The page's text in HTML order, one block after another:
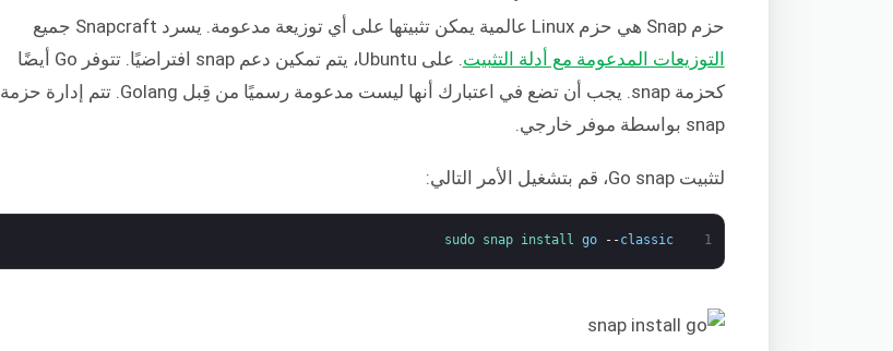
حزم Snap هي حزم Linux عالمية يمكن تثبيتها على أي توزيعة مدعومة. يسرد Snapcraft جميع
التوزيعات المدعومة مع أدلة التثبيت
. على Ubuntu، يتم تمكين دعم snap افتراضيًا. تتوفر Go أيضًا
كحزمة snap. يجب أن تضع في اعتبارك أنها ليست مدعومة رسميًا من قِبل Golang. تتم إدارة حزمة
snap بواسطة موفر خارجي.
لتثبيت Go snap، قم بتشغيل الأمر التالي:
1
sudo snap install go --classic